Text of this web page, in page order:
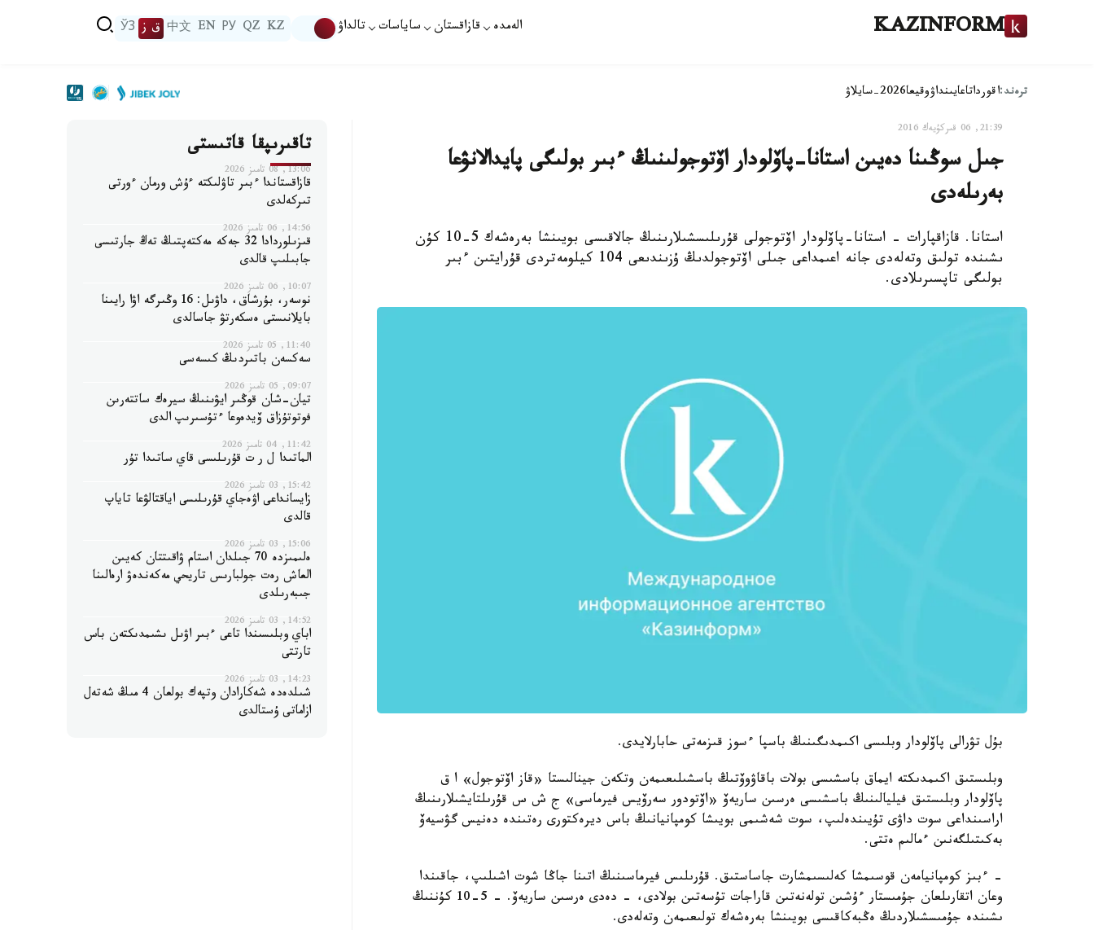
KAZINFORM الەمدە قازاقستان ساياسات تالداۋ KZ
QZ
РУ
EN
中文 ق ز ЎЗ
ترەند:اقورداتاعايىنداۋوقيعا2026-سايلاۋ
21:39, 06 قىركۇيەك 2016
جىل سوڭىنا دەيىن استانا-پاۆلودار اۆتوجولىنىڭ ءبىر بولىگى پايدالانۋعا
بەرىلەدى
استانا. قازاقپارات - استانا-پاۆلودار اۆتوجولى قۇرىلىسشىلارىنىڭ جالاقىسى بويىنشا بەرەشەك 5-10 كۇن
ىشىندە تولىق وتەلەدى جانە اعىمداعى جىلى اۆتوجولدىڭ ۇزىندىعى 104 كيلومەتردى قۇرايتىن ءبىر
بولىگى تاپسىرىلادى.
بۇل تۋرالى پاۆلودار وبلىسى اكىمدىگىنىڭ باسپا ءسوز قىزمەتى حابارلايدى.
وبلىستىق اكىمدىكتە ايماق باسشىسى بولات باقاۋوۆتىڭ باسشىلىعىمەن وتكەن جينالىستا «قاز اۆتوجول» ا ق
پاۆلودار وبلىستىق فيليالىنىڭ باسشىسى ەرسىن ساريەۆ «اۆتودور سەرۆيس فيرماسى» ج ش س قۇرىلتايشىلارىنىڭ
اراسىنداعى سوت داۋى تۇيىندەلىپ، سوت شەشىمى بويىشا كومپانيانىڭ باس ديرەكتورى رەتىندە دەنيس گۋسيەۆ
بەكىتىلگەنىن ءمالىم ەتتى.
- ءبىز كومپانيامەن قوسىمشا كەلىسىمشارت جاساستىق. قۇرىلىس فيرماسىنىڭ اتىنا جاڭا شوت اشىلىپ، جاقىندا
وعان اتقارىلعان جۇمىستار ءۇشىن تولەنەتىن قاراجات تۇسەتىن بولادى، - دەدى ەرسىن ساريەۆ. - 5-10 كۇننىڭ
ىشىندە جۇمىسشىلاردىڭ ەڭبەكاقىسى بويىنشا بەرەشەك تولىعىمەن وتەلەدى.
تاقىرىپقا قاتىستى
13:06, 08 تامىز 2026
قازاقستاندا ءبىر تاۋلىكتە ءۇش ورمان ءورتى
تىركەلدى
14:56, 06 تامىز 2026
قىزىلوردادا 32 جەكە مەكتەپتىڭ تەڭ جارتىسى
جابىلىپ قالدى
10:07, 06 تامىز 2026
نوسەر، بۇرشاق، داۋىل: 16 وڭىرگە اۋا رايىنا
بايلانىستى ەسكەرتۋ جاسالدى
11:40, 05 تامىز 2026
سەكسەن باتىردىڭ كىسەسى
09:07, 05 تامىز 2026
تيان-شان قوڭىر ايۋىنىڭ سيرەك ساتتەرىن
فوتوتۇزاق ۆيدەوعا ءتۇسىرىپ الدى
11:42, 04 تامىز 2026
الماتىدا ل ر ت قۇرىلىسى قاي ساتىدا تۇر
15:42, 03 تامىز 2026
زايسانداعى اۋەجاي قۇرىلىسى اياقتالۋعا تاياپ
قالدى
15:06, 03 تامىز 2026
ەلىمىزدە 70 جىلدان استام ۋاقىتتان كەيىن
العاش رەت جولبارىس تاريحي مەكەندەۋ ارەالىنا
جىبەرىلدى
14:52, 03 تامىز 2026
اباي وبلىسىندا تاعى ءبىر اۋىل ىشىمدىكتەن باس
تارتتى
14:23, 03 تامىز 2026
شىلدەدە شەكارادان وتپەك بولعان 4 مىڭ شەتەل
ازاماتى ۇستالدى